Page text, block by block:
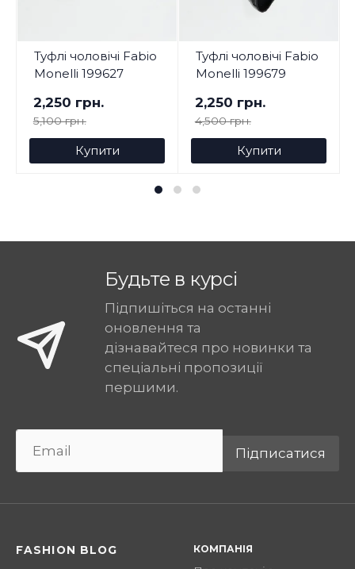
Туфлі чоловічі Fabio
Monelli 199627
2,250 грн.
5,100 грн.
Купити
Туфлі чоловічі Fabio
Monelli 199679
2,250 грн.
4,500 грн.
Купити
Будьте в курсі
Підпишіться на останні
оновлення та
дізнавайтеся про новинки та
спеціальні пропозиції
першими.
Підписатися
FASHION BLOG КОМПАНІЯ